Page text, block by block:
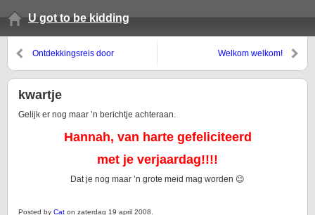
U got to be kidding
Ontdekkingsreis door
Welkom welkom!
kwartje
Gelijk er nog maar ’n berichtje achteraan.
Hannah, van harte gefeliciteerd
met je verjaardag!!!!
Dat je nog maar ’n grote meid mag worden 😉
Posted by Cat on zaterdag 19 april 2008.